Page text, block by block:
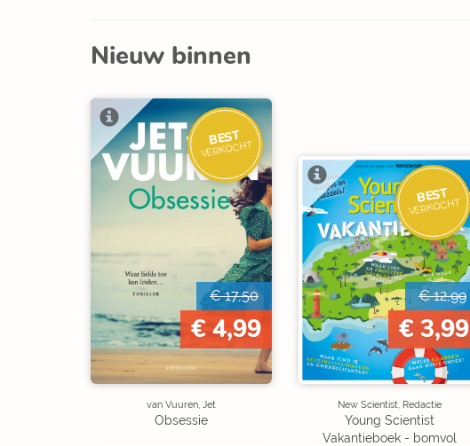
Nieuw binnen
BEST
VERKOCHT
€ 17,50
€ 4,99
van Vuuren, Jet
Obsessie
BEST
VERKOCHT
€ 12,99
€ 3,99
New Scientist, Redactie
Young Scientist
Vakantieboek - bomvol